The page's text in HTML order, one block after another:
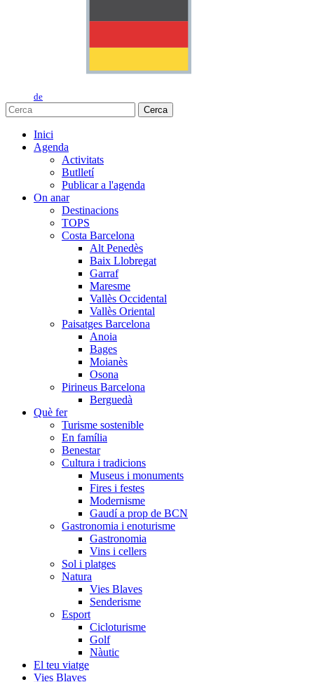
de
Cerca
Inici
Agenda
Activitats
Butlletí
Publicar a l'agenda
On anar
Destinacions
TOPS
Costa Barcelona
Alt Penedès
Baix Llobregat
Garraf
Maresme
Vallès Occidental
Vallès Oriental
Paisatges Barcelona
Anoia
Bages
Moianès
Osona
Pirineus Barcelona
Berguedà
Què fer
Turisme sostenible
En família
Benestar
Cultura i tradicions
Museus i monuments
Fires i festes
Modernisme
Gaudí a prop de BCN
Gastronomia i enoturisme
Gastronomia
Vins i cellers
Sol i platges
Natura
Vies Blaves
Senderisme
Esport
Cicloturisme
Golf
Nàutic
El teu viatge
Vies Blaves